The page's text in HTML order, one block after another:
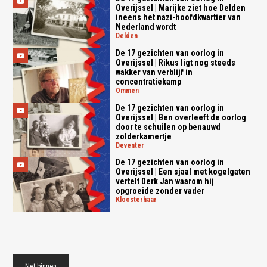
Overijssel | Marijke ziet hoe Delden
ineens het nazi-hoofdkwartier van
Nederland wordt
delden
De 17 gezichten van oorlog in
Overijssel | Rikus ligt nog steeds
wakker van verblijf in
concentratiekamp
ommen
De 17 gezichten van oorlog in
Overijssel | Ben overleeft de oorlog
door te schuilen op benauwd
zolderkamertje
deventer
De 17 gezichten van oorlog in
Overijssel | Een sjaal met kogelgaten
vertelt Derk Jan waarom hij
opgroeide zonder vader
kloosterhaar